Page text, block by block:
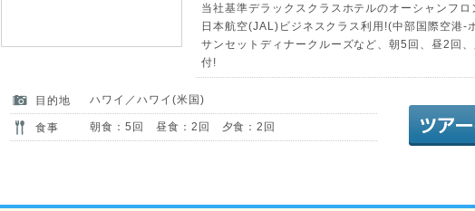
当社基準デラックスクラスホテルのオーシャンフ
日本航空(JAL)ビジネスクラス利用!(中部国際空港-
サンセットディナークルーズなど、朝5回、昼2回
付!
目的地 ハワイ／ハワイ(米国)
食事 朝食：5回 昼食：2回 夕食：2回